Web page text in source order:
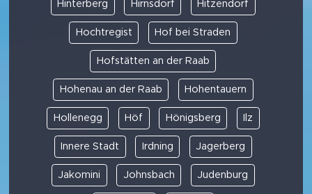
Hinterberg Hirnsdorf Hitzendorf
Hochtregist Hof bei Straden
Hofstätten an der Raab
Hohenau an der Raab Hohentauern
Hollenegg Höf Hönigsberg Ilz
Innere Stadt Irdning Jagerberg
Jakomini Johnsbach Judenburg